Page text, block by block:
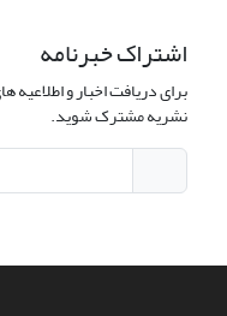
اشتراک خبرنامه
برای دریافت اخبار و
نشریه مشترک شوید.